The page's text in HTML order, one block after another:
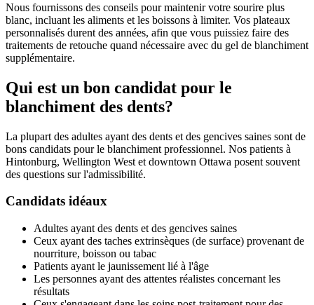
Nous fournissons des conseils pour maintenir votre sourire plus
blanc, incluant les aliments et les boissons à limiter. Vos plateaux
personnalisés durent des années, afin que vous puissiez faire des
traitements de retouche quand nécessaire avec du gel de blanchiment
supplémentaire.
Qui est un bon candidat pour le
blanchiment des dents?
La plupart des adultes ayant des dents et des gencives saines sont de
bons candidats pour le blanchiment professionnel. Nos patients à
Hintonburg, Wellington West et downtown Ottawa posent souvent
des questions sur l'admissibilité.
Candidats idéaux
Adultes ayant des dents et des gencives saines
Ceux ayant des taches extrinsèques (de surface) provenant de
nourriture, boisson ou tabac
Patients ayant le jaunissement lié à l'âge
Les personnes ayant des attentes réalistes concernant les
résultats